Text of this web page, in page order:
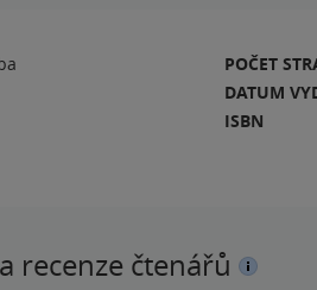
POČET
DATUM
ISBN
recenze čtenářů